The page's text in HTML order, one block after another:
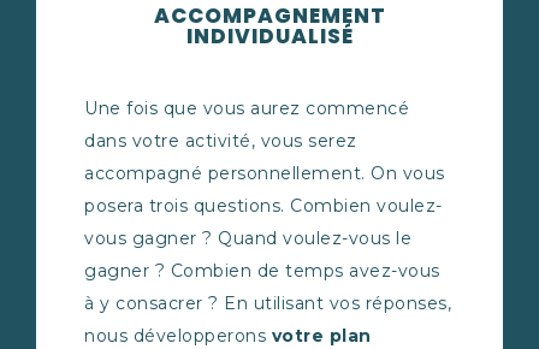
ACCOMPAGNEMENT
INDIVIDUALISÉ
Une fois que vous aurez commencé
dans votre activité, vous serez
accompagné personnellement. On vous
posera trois questions. Combien voulez-
vous gagner ? Quand voulez-vous le
gagner ? Combien de temps avez-vous
à y consacrer ? En utilisant vos réponses,
nous développerons votre plan